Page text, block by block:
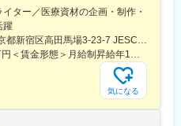
人々の健康寿命を延ばす」ことを
ービスやアプリを展開していま
、約70,000人以上の医師が参加す
ター／医療資材の企画・制作・
躍
＜勤務地詳細＞本社住所：東京都新宿区高田馬場3-23-7 JESCO高田馬場3F受動喫煙対策：屋内全面禁煙変更の範囲：会社の定める事業所（リモートワーク含む）
＜予定年収＞400万円～550万円＜賃金形態＞月給制昇給年1回、賞与年2回（実績）＜賃金内訳＞月額（基本給）：250,000円～350,000円＜月給＞250,000円～350,000円＜昇給有無＞有＜残業手当＞有＜給与補足＞経験・能力を考慮して決定します賃金はあくまでも目安の金額であり、選考を通じて上下する可能性があります。月給(月額)は固定手当を含めた表記です。
気になる